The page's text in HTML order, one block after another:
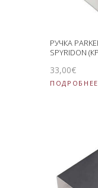
РУЧКА
SPYRIDON
33,00€
ПОДРОБНЕЕ